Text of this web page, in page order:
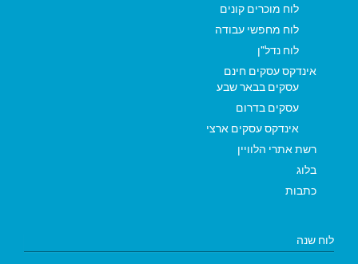
לוח מוכרים קונים
לוח מחפשי עבודה
לוח נדל"ן
אינדקס עסקים חינם
עסקים בבאר שבע
עסקים בדרום
אינדקס עסקים ארצי
רשת אתרי הלוויין
בלוג
כתבות
לוח שנה